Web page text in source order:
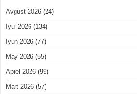
Avgust 2026 (24)
Iyul 2026 (134)
Iyun 2026 (77)
May 2026 (55)
Aprel 2026 (99)
Mart 2026 (57)